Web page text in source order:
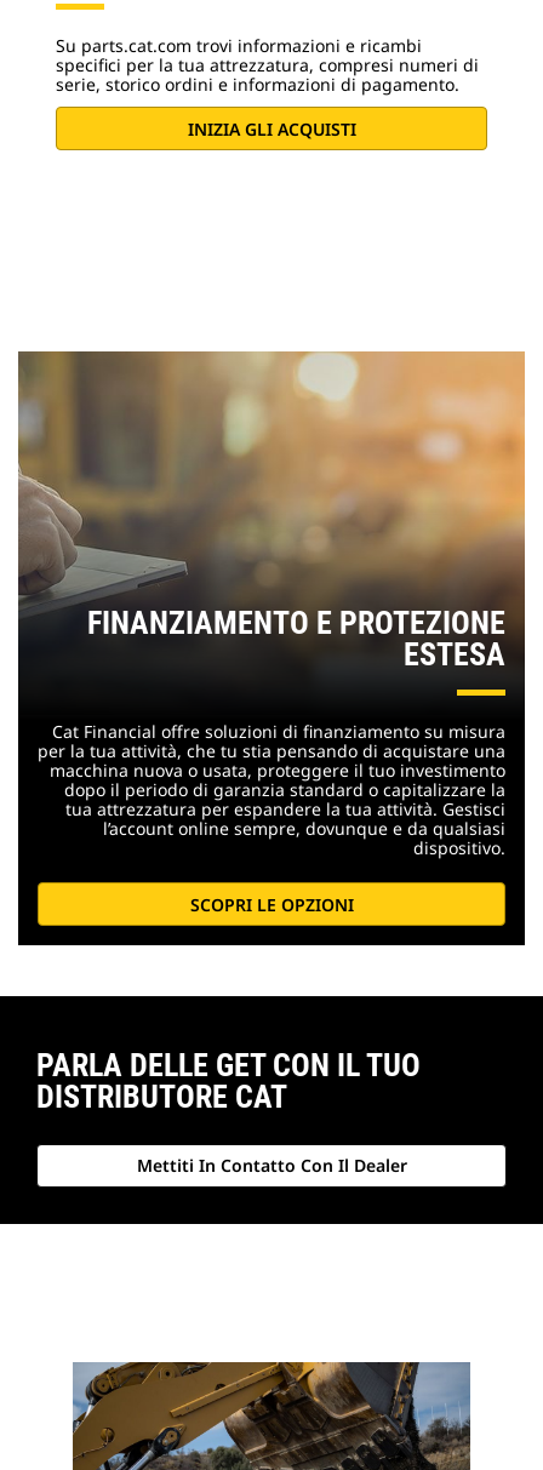
Su parts.cat.com trovi informazioni e ricambi
specifici per la tua attrezzatura, compresi numeri di
serie, storico ordini e informazioni di pagamento.
INIZIA GLI ACQUISTI
FINANZIAMENTO E PROTEZIONE
ESTESA
Cat Financial offre soluzioni di finanziamento su misura
per la tua attività, che tu stia pensando di acquistare una
macchina nuova o usata, proteggere il tuo investimento
dopo il periodo di garanzia standard o capitalizzare la
tua attrezzatura per espandere la tua attività. Gestisci
l’account online sempre, dovunque e da qualsiasi
dispositivo.
SCOPRI LE OPZIONI
PARLA DELLE GET CON IL TUO
DISTRIBUTORE CAT
Mettiti In Contatto Con Il Dealer